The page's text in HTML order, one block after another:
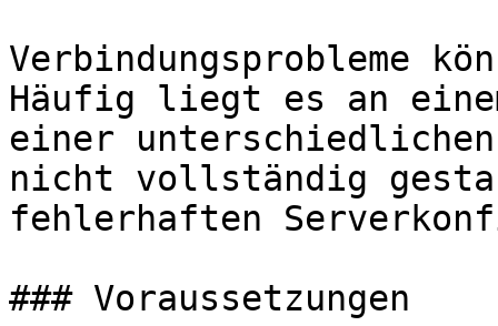
Verbindungsprobleme
Häufig liegt es an
einer
nicht vollständig
fehlerhaften
### Voraussetzungen